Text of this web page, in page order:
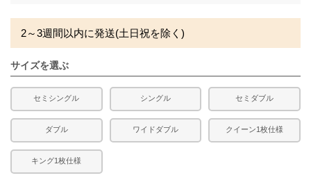
2～3週間以内に発送(土日祝を除く)
サイズを選ぶ
セミシングル シングル セミダブル
ダブル ワイドダブル クイーン1枚仕様
キング1枚仕様